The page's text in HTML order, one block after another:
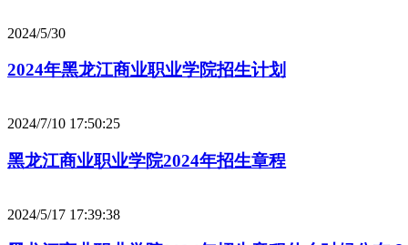
2024/5/30
2024年黑龙江商业职业学院招生计划
2024/7/10 17:50:25
黑龙江商业职业学院2024年招生章程
2024/5/17 17:39:38